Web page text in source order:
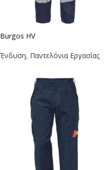
Burgos HV
Ένδυση, Παντελόνια Εργασίας